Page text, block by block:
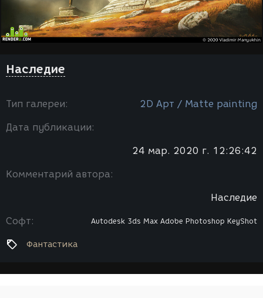
Наследие
Тип галереи: 2D Арт / Мatte painting
Дата публикации:
24 мар. 2020 г. 12:26:42
Комментарий автора:
Наследие
Софт: Autodesk 3ds Max Adobe Photoshop KeyShot
Фантастика